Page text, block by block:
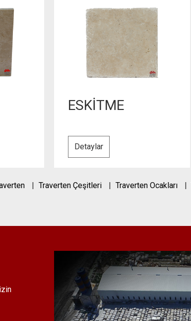
ESKİTME
Detaylar
Traverten Çeşitleri Traverten Ocakları